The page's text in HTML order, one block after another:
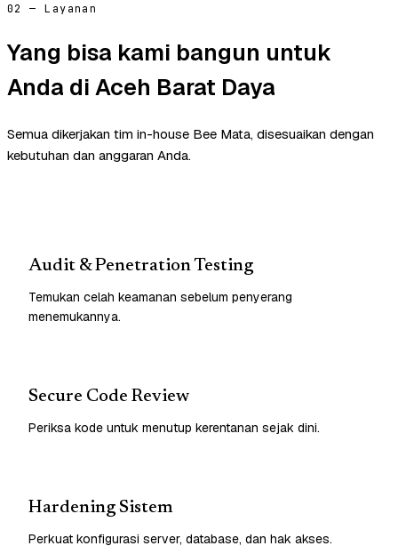
02 — Layanan
Yang bisa kami bangun untuk
Anda di Aceh Barat Daya
Semua dikerjakan tim in-house Bee Mata, disesuaikan dengan
kebutuhan dan anggaran Anda.
Audit & Penetration Testing
Temukan celah keamanan sebelum penyerang
menemukannya.
Secure Code Review
Periksa kode untuk menutup kerentanan sejak dini.
Hardening Sistem
Perkuat konfigurasi server, database, dan hak akses.